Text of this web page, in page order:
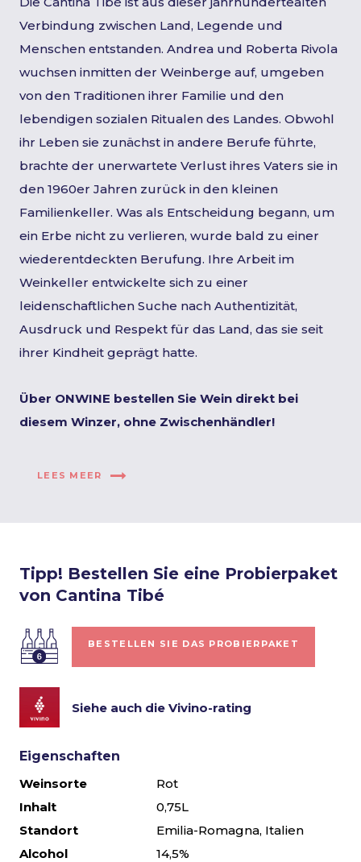
Verbindung zwischen Land, Legende und
Menschen entstanden. Andrea und Roberta Rivola
wuchsen inmitten der Weinberge auf, umgeben
von den Traditionen ihrer Familie und den
lebendigen sozialen Ritualen des Landes. Obwohl
ihr Leben sie zunächst in andere Berufe führte,
brachte der unerwartete Verlust ihres Vaters sie in
den 1960er Jahren zurück in den kleinen
Familienkeller. Was als Entscheidung begann, um
ein Erbe nicht zu verlieren, wurde bald zu einer
wiederentdeckten Berufung. Ihre Arbeit im
Weinkeller entwickelte sich zu einer
leidenschaftlichen Suche nach Authentizität,
Ausdruck und Respekt für das Land, das sie seit
ihrer Kindheit geprägt hatte.
Über ONWINE bestellen Sie Wein direkt bei
diesem Winzer, ohne Zwischenhändler!
LEES MEER
Tipp! Bestellen Sie eine Probierpaket
von Cantina Tibé
BESTELLEN SIE DAS PROBIERPAKET
Siehe auch die Vivino-rating
Eigenschaften
Weinsorte
Rot
Inhalt
0,75L
Standort
Emilia-Romagna, Italien
Alcohol
14,5%